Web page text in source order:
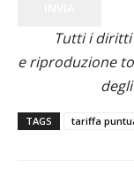
Tutti i diritti
e riproduzione
TAGS tariffa